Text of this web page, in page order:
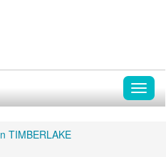
TIMBERLAKE